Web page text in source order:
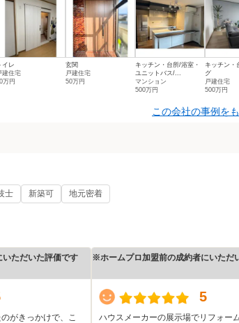
イレ
建住宅
万円
玄関
戸建住宅
50万円
キッチン・台所/浴室・
ユニットバス/...
マンション
500万円
キッチン・
グ
戸建住宅
500万円
この会社の事例を
士 新築可 地元密着
ただいた評価です
がきっかけで、こ
※ホームプロ加盟前の成約者にいただ
5
ハウスメーカーの展示場でリフォー